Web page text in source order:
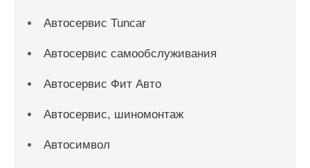
Автосервис Tuncar
Автосервис самообслуживания
Автосервис Фит Авто
Автосервис, шиномонтаж
Автосимвол